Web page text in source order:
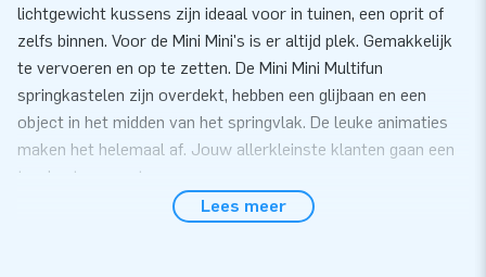
lichtgewicht kussens zijn ideaal voor in tuinen, een oprit of
zelfs binnen. Voor de Mini Mini's is er altijd plek. Gemakkelijk
te vervoeren en op te zetten. De Mini Mini Multifun
springkastelen zijn overdekt, hebben een glijbaan en een
object in het midden van het springvlak. De leuke animaties
maken het helemaal af. Jouw allerkleinste klanten gaan een
topdag tegemoet.
Gemak en Service
Lees meer